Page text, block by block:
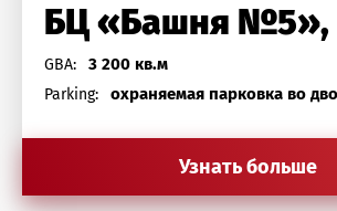
БЦ «Башня №5»,
GBA: 3 200 кв.м
Parking: охраняемая парковка во
Узнать больше